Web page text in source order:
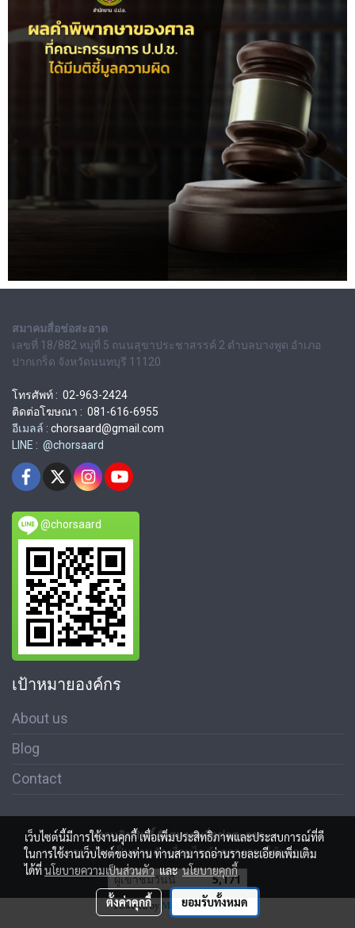
สมาคมสื่อช่อสะอาด
เลขที่ 18/882 หมู่ที่ 5 ถนนสุขาประชาสรรค์ 2 ตำบลบางพูด อำเภอ
ปากเกร็ด จังหวัดนนทบุรี 11120
โทรศัพท์ : 02-963-2424
ติดต่อโฆษณา : 081-616-6955
อีเมลล์ : chorsaard@gmail.com
LINE : @chorsaard
@chorsaard
เป้าหมายองค์กร
About us
Blog
Contact
สงวนลิขสิทธิ์ © สมาคมสื่อช่อสะอาด
นโนบายความเป็นส่วนตัว เงื่อนไขข้อตกลงการใช้บริการ
ผู้เข้าชมวันนี้ 5,171
Powered by MakeWebEasy.com
เว็บไซต์นี้มีการใช้งานคุกกี้ เพื่อเพิ่มประสิทธิภาพและประสบการณ์ที่ดี
ในการใช้งานเว็บไซต์ของท่าน ท่านสามารถอ่านรายละเอียดเพิ่มเติม
ได้ที่นโยบายความเป็นส่วนตัวและนโยบายคุกกี้
ตั้งค่าคุกกี้ ยอมรับทั้งหมด